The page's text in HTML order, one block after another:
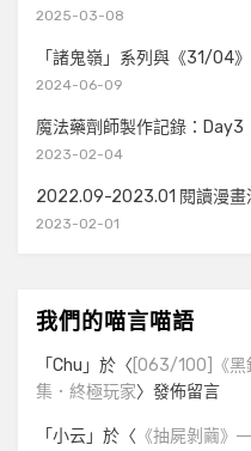
2025-03-08
「諸鬼嶺」系列與《31/04》
2024-06-09
魔法藥劑師製作記錄：Day3
2023-02-04
2022.09-2023.01 閱讀漫畫
2023-02-01
我們的喵言喵語
「Chu 」於〈 [063/100]《黑
集．終極玩家〉發佈留言
「小云」於〈 《抽屍剝繭》